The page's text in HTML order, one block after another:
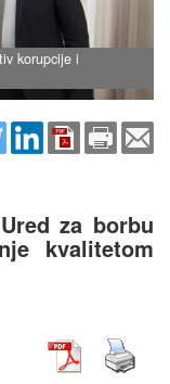
korupcije i
za borbu
kvalitetom